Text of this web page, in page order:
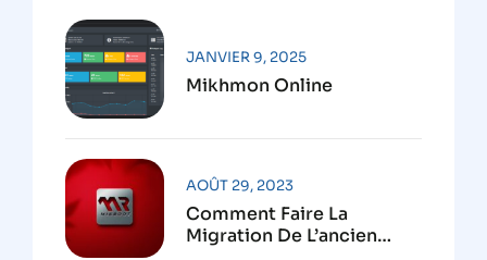
Mikhmon Online
JANVIER 9, 2025
Comment Faire La
Migration De L’ancien
AOÛT 29, 2023